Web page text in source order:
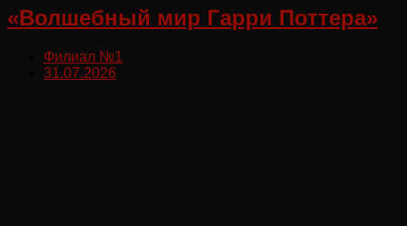
«Волшебный мир Гарри Поттера»
Филиал №1
31.07.2026